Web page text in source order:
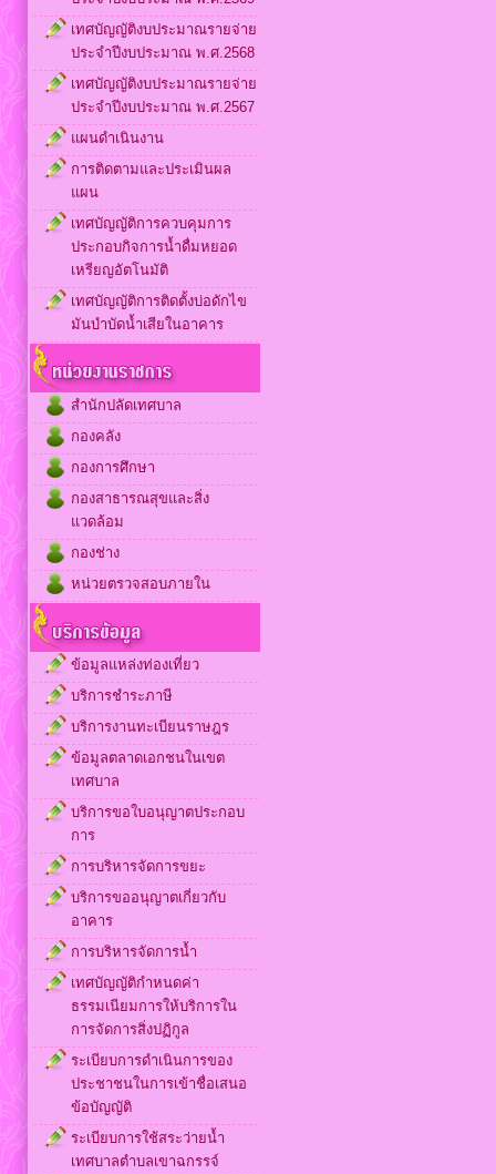
เทศบัญญัติงบประมาณรายจ่าย
ประจำปีงบประมาณ พ.ศ.2568
เทศบัญญัติงบประมาณรายจ่าย
ประจำปีงบประมาณ พ.ศ.2567
แผนดำเนินงาน
การติดตามและประเมินผล
แผน
เทศบัญญัติการควบคุมการ
ประกอบกิจการน้ำดื่มหยอด
เหรียญอัตโนมัติ
เทศบัญญัติการติดตั้งบ่อดักไข
มันบำบัดน้ำเสียในอาคาร
สำนักปลัดเทศบาล
กองคลัง
กองการศึกษา
กองสาธารณสุขและสิ่ง
แวดล้อม
กองช่าง
หน่วยตรวจสอบภายใน
ข้อมูลแหล่งท่องเที่ยว
บริการชำระภาษี
บริการงานทะเบียนราษฎร
ข้อมูลตลาดเอกชนในเขต
เทศบาล
บริการขอใบอนุญาตประกอบ
การ
การบริหารจัดการขยะ
บริการขออนุญาตเกี่ยวกับ
อาคาร
การบริหารจัดการน้ำ
เทศบัญญัติกำหนดค่า
ธรรมเนียมการให้บริการใน
การจัดการสิ่งปฏิกูล
ระเบียบการดำเนินการของ
ประชาชนในการเข้าชื่อเสนอ
ข้อบัญญัติ
ระเบียบการใช้สระว่ายน้ำ
เทศบาลตำบลเขาฉกรรจ์